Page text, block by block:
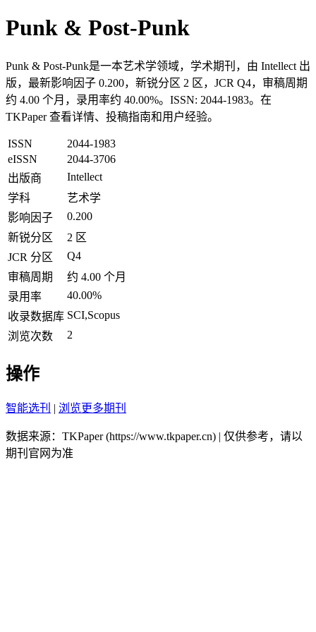
Punk & Post-Punk
Punk & Post-Punk是一本艺术学领域，学术期刊，由 Intellect 出
版，最新影响因子 0.200，新锐分区 2 区，JCR Q4，审稿周期
约 4.00 个月，录用率约 40.00%。ISSN: 2044-1983。在
TKPaper 查看详情、投稿指南和用户经验。
ISSN
2044-1983
eISSN
2044-3706
出版商
Intellect
学科
艺术学
影响因子
0.200
新锐分区
2 区
JCR 分区
Q4
审稿周期
约 4.00 个月
录用率
40.00%
收录数据库 SCI,Scopus
浏览次数
2
操作
智能选刊 | 浏览更多期刊
数据来源：TKPaper (https://www.tkpaper.cn) | 仅供参考，请以
期刊官网为准